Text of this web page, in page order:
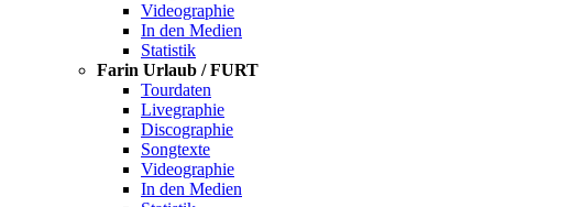
Videographie
In den Medien
Statistik
Farin Urlaub / FURT
Tourdaten
Livegraphie
Discographie
Songtexte
Videographie
In den Medien